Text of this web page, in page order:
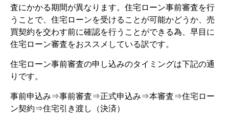
査にかかる期間が異なります。住宅ローン事前審査を行
うことで、住宅ローンを受けることが可能かどうか、売
買契約を交わす前に確認を行うことができる為、早目に
住宅ローン審査をおススメしている訳です。
住宅ローン事前審査の申し込みのタイミングは下記の通
りです。
事前申込み⇒事前審査⇒正式申込み⇒本審査⇒住宅ロー
ン契約⇒住宅引き渡し（決済）